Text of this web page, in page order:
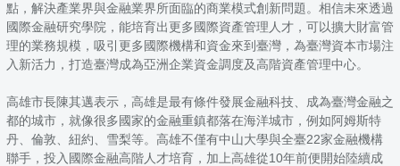
點，解決產業界與金融業界所面臨的商業模式創新問題。相信未來透過
國際金融研究學院，能培育出更多國際資產管理人才，可以擴大財富管
理的業務規模，吸引更多國際機構和資金來到臺灣，為臺灣資本市場注
入新活力，打造臺灣成為亞洲企業資金調度及高階資產管理中心。
高雄市長陳其邁表示，高雄是最有條件發展金融科技、成為臺灣金融之
都的城市，就像很多國家的金融重鎮都落在海洋城市，例如阿姆斯特
丹、倫敦、紐約、雪梨等。高雄不僅有中山大學與全臺22家金融機構
聯手，投入國際金融高階人才培育，加上高雄從10年前便開始陸續成